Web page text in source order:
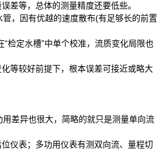
差等，总体的测量精度还要低些。
，因有优越的速度散布(有足够长的前置
检定水槽”中单个校准，流质变化局限也
等较好前提下，根本误差可接近或略大
用差异也很大，简略的就只是测量单向流
仪表；多功用仪表有测双向流、量程切